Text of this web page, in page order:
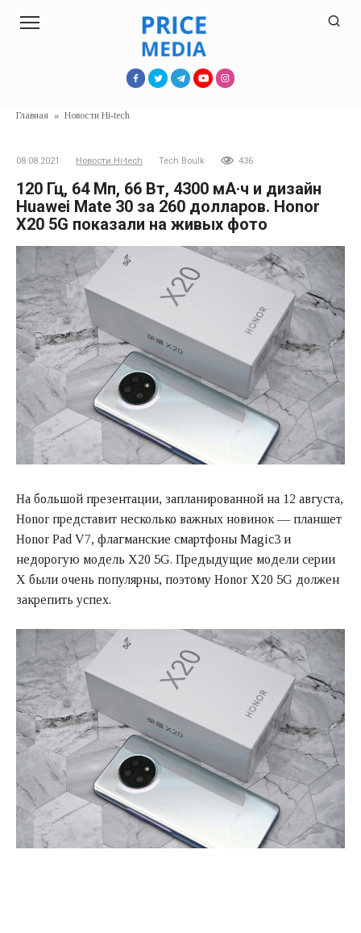
Главная » Новости Hi-tech
08.08.2021 Новости Hi-tech Tech Boulk 436
120 Гц, 64 Мп, 66 Вт, 4300 мА·ч и дизайн
Huawei Mate 30 за 260 долларов. Honor
X20 5G показали на живых фото
На большой презентации, запланированной на 12 августа,
Honor представит несколько важных новинок — планшет
Honor Pad V7, флагманские смартфоны Magic3 и
недорогую модель X20 5G. Предыдущие модели серии
X были очень популярны, поэтому Honor X20 5G должен
закрепить успех.